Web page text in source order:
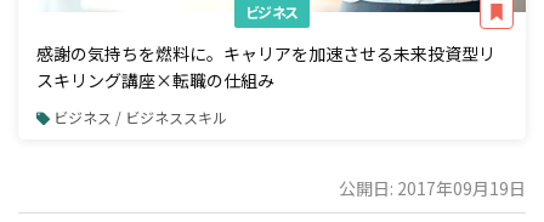
ビジネス
感謝の気持ちを燃料に。キャリアを加速させる未来投資型リ
スキリング講座×転職の仕組み
ビジネス / ビジネススキル
公開日: 2017年09月19日